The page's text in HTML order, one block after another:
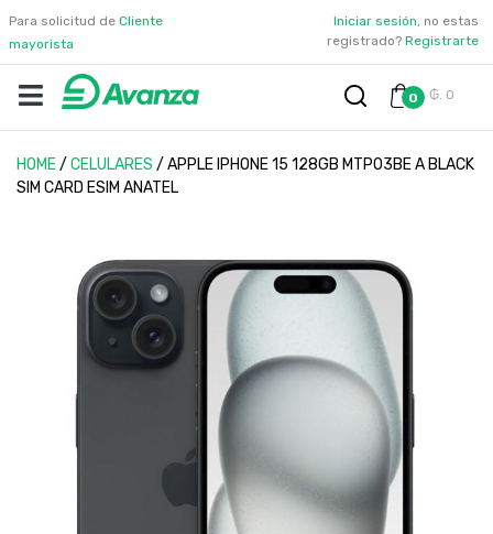
Para solicitud de Cliente
mayorista
Iniciar sesión, no estas
registrado? Registrarte
0 ₲. 0
HOME/ CELULARES / APPLE IPHONE 15 128GB MTP03BE A BLACK
SIM CARD ESIM ANATEL